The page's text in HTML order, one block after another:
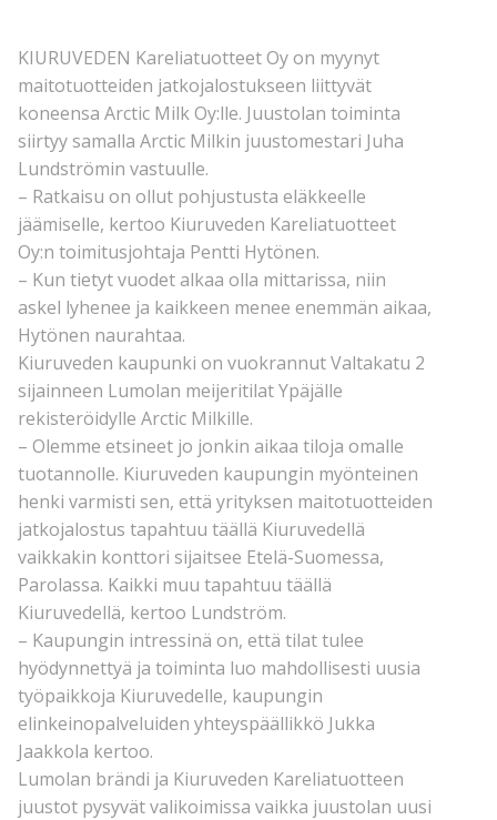
KIURUVEDEN Kareliatuotteet Oy on myynyt
maitotuotteiden jatkojalostukseen liittyvät
koneensa Arctic Milk Oy:lle. Juustolan toiminta
siirtyy samalla Arctic Milkin juustomestari Juha
Lundströmin vastuulle.
– Ratkaisu on ollut pohjustusta eläkkeelle
jäämiselle, kertoo Kiuruveden Kareliatuotteet
Oy:n toimitusjohtaja Pentti Hytönen.
– Kun tietyt vuodet alkaa olla mittarissa, niin
askel lyhenee ja kaikkeen menee enemmän aikaa,
Hytönen naurahtaa.
Kiuruveden kaupunki on vuokrannut Valtakatu 2
sijainneen Lumolan meijeritilat Ypäjälle
rekisteröidylle Arctic Milkille.
– Olemme etsineet jo jonkin aikaa tiloja omalle
tuotannolle. Kiuruveden kaupungin myönteinen
henki varmisti sen, että yrityksen maitotuotteiden
jatkojalostus tapahtuu täällä Kiuruvedellä
vaikkakin konttori sijaitsee Etelä-Suomessa,
Parolassa. Kaikki muu tapahtuu täällä
Kiuruvedellä, kertoo Lundström.
– Kaupungin intressinä on, että tilat tulee
hyödynnettyä ja toiminta luo mahdollisesti uusia
työpaikkoja Kiuruvedelle, kaupungin
elinkeinopalveluiden yhteyspäällikkö Jukka
Jaakkola kertoo.
Lumolan brändi ja Kiuruveden Kareliatuotteen
juustot pysyvät valikoimissa vaikka juustolan uusi